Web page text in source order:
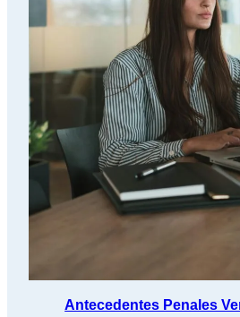
Antecedentes Penales